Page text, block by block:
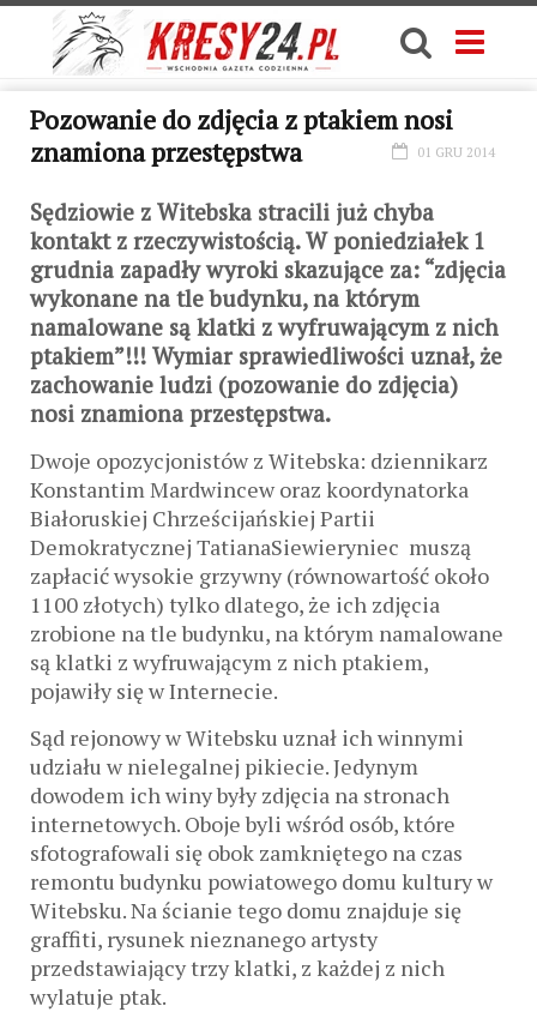
Pozowanie do zdjęcia z ptakiem nosi
znamiona przestępstwa
01 GRU 2014
Sędziowie z Witebska stracili już chyba
kontakt z rzeczywistością. W poniedziałek 1
grudnia zapadły wyroki skazujące za: “zdjęcia
wykonane na tle budynku, na którym
namalowane są klatki z wyfruwającym z nich
ptakiem”!!! Wymiar sprawiedliwości uznał, że
zachowanie ludzi (pozowanie do zdjęcia)
nosi znamiona przestępstwa.
Dwoje opozycjonistów z Witebska: dziennikarz
Konstantim Mardwincew oraz koordynatorka
Białoruskiej Chrześcijańskiej Partii
Demokratycznej TatianaSiewieryniec muszą
zapłacić wysokie grzywny (równowartość około
1100 złotych) tylko dlatego, że ich zdjęcia
zrobione na tle budynku, na którym namalowane
są klatki z wyfruwającym z nich ptakiem,
pojawiły się w Internecie.
Sąd rejonowy w Witebsku uznał ich winnymi
udziału w nielegalnej pikiecie. Jedynym
dowodem ich winy były zdjęcia na stronach
internetowych. Oboje byli wśród osób, które
sfotografowali się obok zamkniętego na czas
remontu budynku powiatowego domu kultury w
Witebsku. Na ścianie tego domu znajduje się
graffiti, rysunek nieznanego artysty
przedstawiający trzy klatki, z każdej z nich
wylatuje ptak.